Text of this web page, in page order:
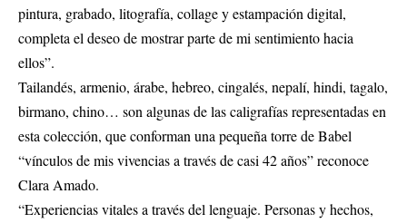
pintura, grabado, litografía, collage y estampación digital,
completa el deseo de mostrar parte de mi sentimiento hacia
ellos”.
Tailandés, armenio, árabe, hebreo, cingalés, nepalí, hindi, tagalo,
birmano, chino… son algunas de las caligrafías representadas en
esta colección, que conforman una pequeña torre de Babel
“vínculos de mis vivencias a través de casi 42 años” reconoce
Clara Amado.
“Experiencias vitales a través del lenguaje. Personas y hechos,